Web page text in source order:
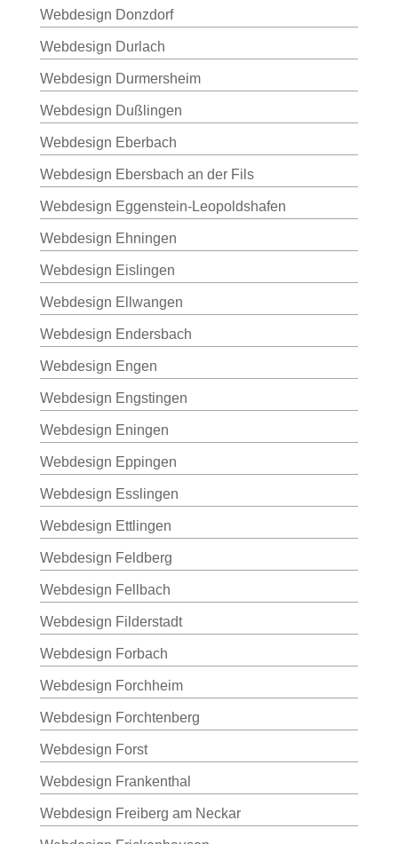
Webdesign Donzdorf
Webdesign Durlach
Webdesign Durmersheim
Webdesign Dußlingen
Webdesign Eberbach
Webdesign Ebersbach an der Fils
Webdesign Eggenstein-Leopoldshafen
Webdesign Ehningen
Webdesign Eislingen
Webdesign Ellwangen
Webdesign Endersbach
Webdesign Engen
Webdesign Engstingen
Webdesign Eningen
Webdesign Eppingen
Webdesign Esslingen
Webdesign Ettlingen
Webdesign Feldberg
Webdesign Fellbach
Webdesign Filderstadt
Webdesign Forbach
Webdesign Forchheim
Webdesign Forchtenberg
Webdesign Forst
Webdesign Frankenthal
Webdesign Freiberg am Neckar